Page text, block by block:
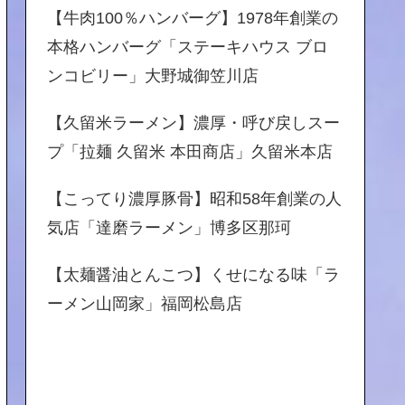
【牛肉100％ハンバーグ】1978年創業の
本格ハンバーグ「ステーキハウス ブロ
ンコビリー」大野城御笠川店
【久留米ラーメン】濃厚・呼び戻しスー
プ「拉麺 久留米 本田商店」久留米本店
【こってり濃厚豚骨】昭和58年創業の人
気店「達磨ラーメン」博多区那珂
【太麺醤油とんこつ】くせになる味「ラ
ーメン山岡家」福岡松島店